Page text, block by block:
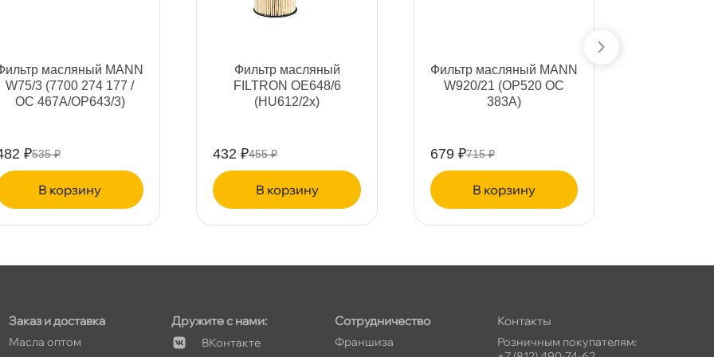
масляный MANN
W75/3 (7700 274 177 /
OC 467A/OP643/3)
₽535 ₽
корзину
Фильтр масляный
FILTRON OE648/6
(HU612/2x)
432 ₽455 ₽
корзину
Фильтр масляный MANN
W920/21 (OP520 OC
383A)
679 ₽715 ₽
корзину
Заказ и доставка
Масла оптом
Дружите с нами:
Контакте
Сотрудничество
Франшиза
Контакты
Розничным покупателям: